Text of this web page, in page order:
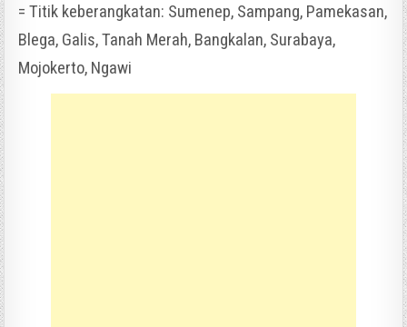
= Titik keberangkatan: Sumenep, Sampang, Pamekasan,
Blega, Galis, Tanah Merah, Bangkalan, Surabaya,
Mojokerto, Ngawi